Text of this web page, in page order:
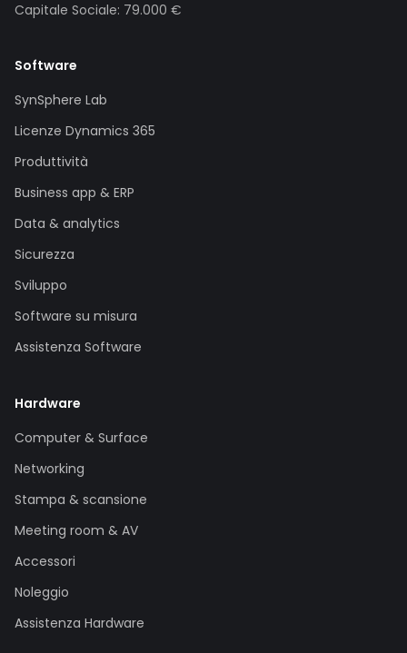
Capitale Sociale: 79.000 €
Software
SynSphere Lab
Licenze Dynamics 365
Produttività
Business app & ERP
Data & analytics
Sicurezza
Sviluppo
Software su misura
Assistenza Software
Hardware
Computer & Surface
Networking
Stampa & scansione
Meeting room & AV
Accessori
Noleggio
Assistenza Hardware